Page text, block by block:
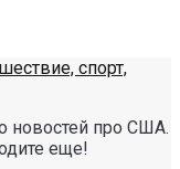
новостей про США.
еще!